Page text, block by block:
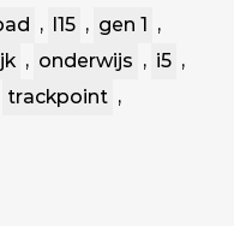
, l15 , gen 1 ,
, onderwijs , i5 ,
trackpoint ,